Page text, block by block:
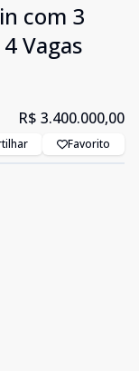
com 3
Vagas
R$ 3.400.000,00
Favorito